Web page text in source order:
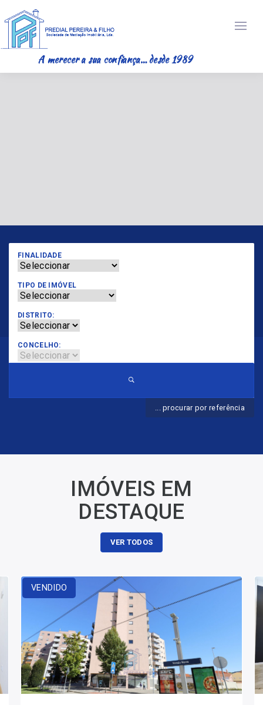
A merecer a sua confiança… desde 1989
FINALIDADE
TIPO DE IMÓVEL
DISTRITO:
CONCELHO:
... procurar por referência
IMÓVEIS EM
DESTAQUE
VER TODOS
VENDIDO